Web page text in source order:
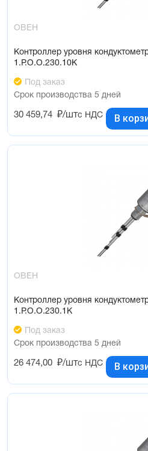
ОВЕН
Контроллер уровня
1.Р.О.О.230.10К
Под заказ
Срок производства 5 дней
30 459,74 ₽/штс НДС В
ОВЕН
Контроллер уровня
1.Р.О.О.230.1К
Под заказ
Срок производства 5 дней
26 474,00 ₽/штс НДС В